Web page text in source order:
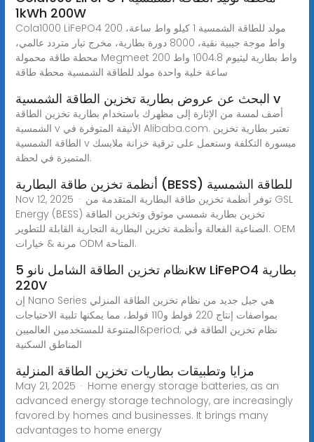
1kWh 200W
Cola1000 LiFePO4 مولد للطاقة الشمسية 1 كيلو واط ساعة، 200
واط موجة جيبية نقية، 8000 دورة بطارية، مخرج تيار متردد عالمي،
محطة طاقة محمولة Megmeet 200 واط بطارية ليثيوم 1004.8 واط
ساعة خلية واحدة مولد للطاقة الشمسية محطة طاقة
البحث عن عروض بطارية تخزين الطاقة الشمسية v
أضف لمسة من الإثارة إلى مظهرك باستخدام بطارية تخزين الطاقة
الشمسية v الأنيقة المتوفرة في Alibaba.com. تعتبر بطارية تخزين
الطاقة الشمسية v ميسورة التكلفة وستعمل على ترقية خزانة ملابسك
المتميزة في لحظة.
أنظمة تخزين طاقة البطارية (BESS) للطاقة الشمسية
Nov 12, 2025 · توفر أنظمة تخزين طاقة البطارية المتقدمة من GSL
Energy (BESS) تخزين بطارية شمسي موثوق وتخزين الطاقة
الصناعية الفعالة وأنظمة تخزين البطارية التجارية القابلة للتطوير. OEM
مرنة & خيارات ODM المتاحة.
نظام تخزين الطاقة الشامل نانو 5kw LiFePO4 بطارية
220V
إن Nano Series هي جيل جديد من نظام تخزين الطاقة المنزلي
بمواصفات إنتاج 220 فولط و110 فولط، مما يمكنها تلبية الاحتياجات
المتنوعة للمستخدمين العالميين&period; نظام تخزين الطاقة في
المناطق السكنية
مزايا وتطبيقات بطاريات تخزين الطاقة المنزلية
May 21, 2025 · Home energy storage batteries, as an
advanced energy storage technology, are increasingly
favored by homes and businesses. It brings many
advantages to home energy